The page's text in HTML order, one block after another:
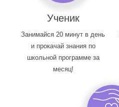
Ученик
Занимайся 20 минут в день
и прокачай знания по
школьной программе за
месяц!